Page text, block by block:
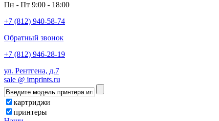
Пн - Пт 9:00 - 18:00
+7 (812) 940-58-74
Обратный звонок
+7 (812) 946-28-19
ул. Рентгена, д.7
sale @ imprints.ru
картриджи
принтеры